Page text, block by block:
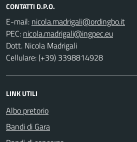
CONTATTI D.P.O.
E-mail:
PEC:
Dott. Nicola Madrigali
Cellulare: (+39) 3398814928
LINK UTILI
Albo pretorio
Bandi di Gara